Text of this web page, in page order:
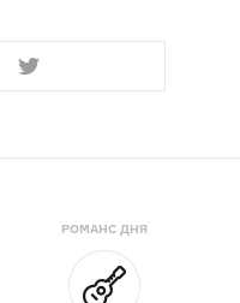
РОМАНС ДНЯ